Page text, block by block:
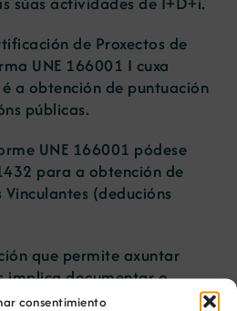
consentimiento
de Proxectos de
UNE 166001 I cuxa
a obtención de puntuación
públicas.
UNE 166001 pódese
para a obtención de
(deducións
que permite axuntar
implica documentar o
166001 e utilizar as